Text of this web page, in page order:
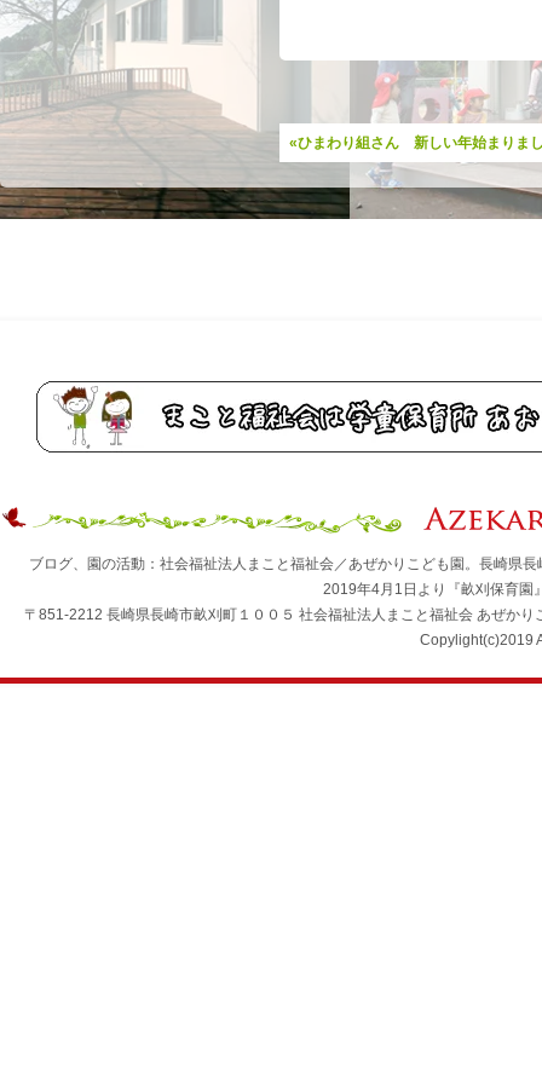
«ひまわり組さん 新しい年始まりま
ブログ、園の活動：社会福祉法人まこと福祉会／あぜかりこども園。長崎
2019年4月1日より『畝刈保育園
〒851-2212 長崎県長崎市畝刈町１００５ 社会福祉法人まこと福祉会 あぜ
Copylight(c)2019